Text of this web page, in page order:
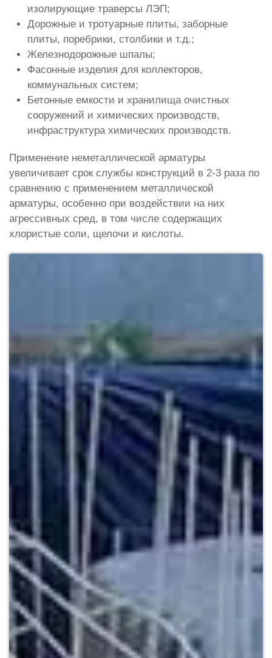
изолирующие траверсы ЛЭП;
Дорожные и тротуарные плиты, заборные
плиты, поребрики, столбики и т.д.;
Железнодорожные шпалы;
Фасонные изделия для коллекторов,
коммунальных систем;
Бетонные емкости и хранилища очистных
сооружений и химических производств,
инфраструктура химических производств.
Применение неметаллической арматуры
увеличивает срок службы конструкций в 2-3 раза по
сравнению с применением металлической
арматуры, особенно при воздействии на них
агрессивных сред, в том числе содержащих
хлористые соли, щелочи и кислоты.